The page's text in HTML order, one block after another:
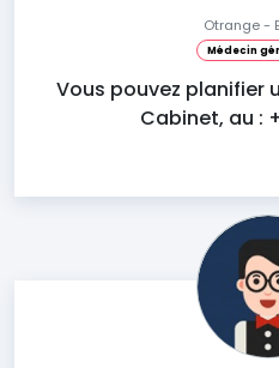
Otrange -
Médecin
Vous pouvez planifier
Cabinet, au :